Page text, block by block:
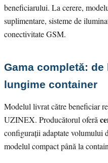
beneficiarului. La cerere,
suplimentare, sisteme de
conectivitate GSM.
Gama completă:
lungime container
Modelul livrat către beneficiar
UZINEX. Producătorul oferă
configurații adaptate volumului
modelul compact până la